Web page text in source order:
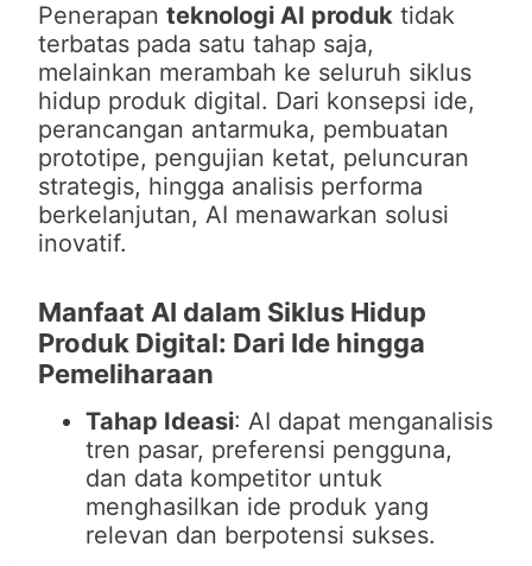
Penerapan teknologi AI produk tidak
terbatas pada satu tahap saja,
melainkan merambah ke seluruh siklus
hidup produk digital. Dari konsepsi ide,
perancangan antarmuka, pembuatan
prototipe, pengujian ketat, peluncuran
strategis, hingga analisis performa
berkelanjutan, AI menawarkan solusi
inovatif.
Manfaat AI dalam Siklus Hidup
Produk Digital: Dari Ide hingga
Pemeliharaan
Tahap Ideasi: AI dapat menganalisis
tren pasar, preferensi pengguna,
dan data kompetitor untuk
menghasilkan ide produk yang
relevan dan berpotensi sukses.